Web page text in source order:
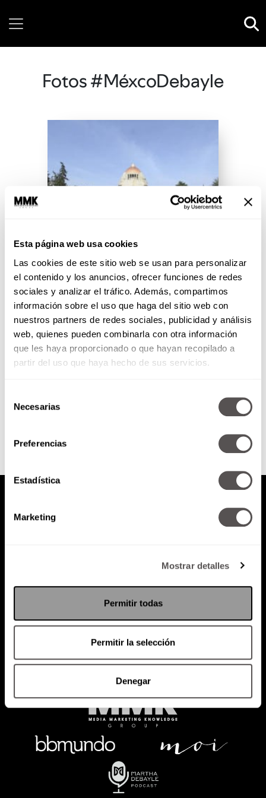
Esta página web usa cookies
Las cookies de este sitio web se usan para personalizar
el contenido y los anuncios, ofrecer funciones de redes
sociales y analizar el tráfico. Además, compartimos
información sobre el uso que haga del sitio web con
nuestros partners de redes sociales, publicidad y análisis
web, quienes pueden combinarla con otra información
que les haya proporcionado o que hayan recopilado a
partir del uso que haya hecho de sus servicios.
Necesarias
Preferencias
Estadística
Marketing
Mostrar detalles
Permitir todas
Permitir la selección
Denegar
Fotos #MéxcoDebayle
#MéxicoDebayle: ¡Gracias a
todos! Parte 2
Celebramos los 10 años del
programa en W radio con más de
10 000 cuentahabientes en el
Monumento a la...
Política de Privacidad
PODCAST RADIO MARTHA EVENTOS
SACA TU ID